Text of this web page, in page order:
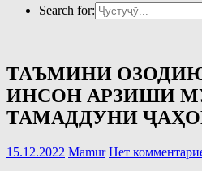
Search for:
ТАЪМИНИ
ИНСОН АРЗИШИ
ТАМАДДУНИ
15.12.2022 Mamur Нет